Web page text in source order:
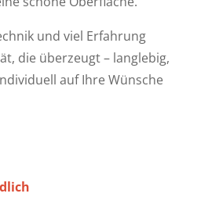
und viel Erfahrung
die überzeugt – langlebig,
auf Ihre Wünsche